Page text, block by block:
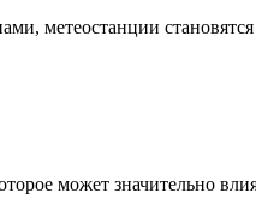
метеостанции
может значительно